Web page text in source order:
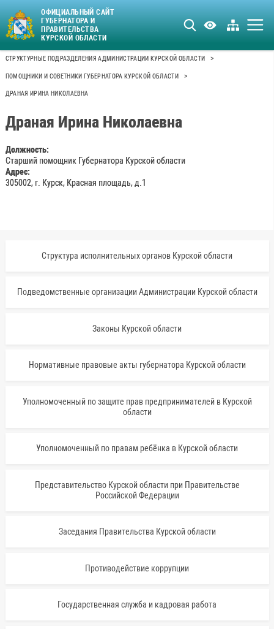
ОФИЦИАЛЬНЫЙ САЙТ
ГУБЕРНАТОРА И
ПРАВИТЕЛЬСТВА
КУРСКОЙ ОБЛАСТИ
СТРУКТУРНЫЕ ПОДРАЗДЕЛЕНИЯ АДМИНИСТРАЦИИ КУРСКОЙ ОБЛАСТИ >
ПОМОЩНИКИ И СОВЕТНИКИ ГУБЕРНАТОРА КУРСКОЙ ОБЛАСТИ >
ДРАНАЯ ИРИНА НИКОЛАЕВНА
Драная Ирина Николаевна
Должность:
Старший помощник Губернатора Курской области
Адрес:
305002, г. Курск, Красная площадь, д.1
Структура исполнительных органов Курской области
Подведомственные организации Администрации Курской области
Законы Курской области
Нормативные правовые акты губернатора Курской области
Уполномоченный по защите прав предпринимателей в Курской
области
Уполномоченный по правам ребёнка в Курской области
Представительство Курской области при Правительстве
Российской Федерации
Заседания Правительства Курской области
Противодействие коррупции
Государственная служба и кадровая работа